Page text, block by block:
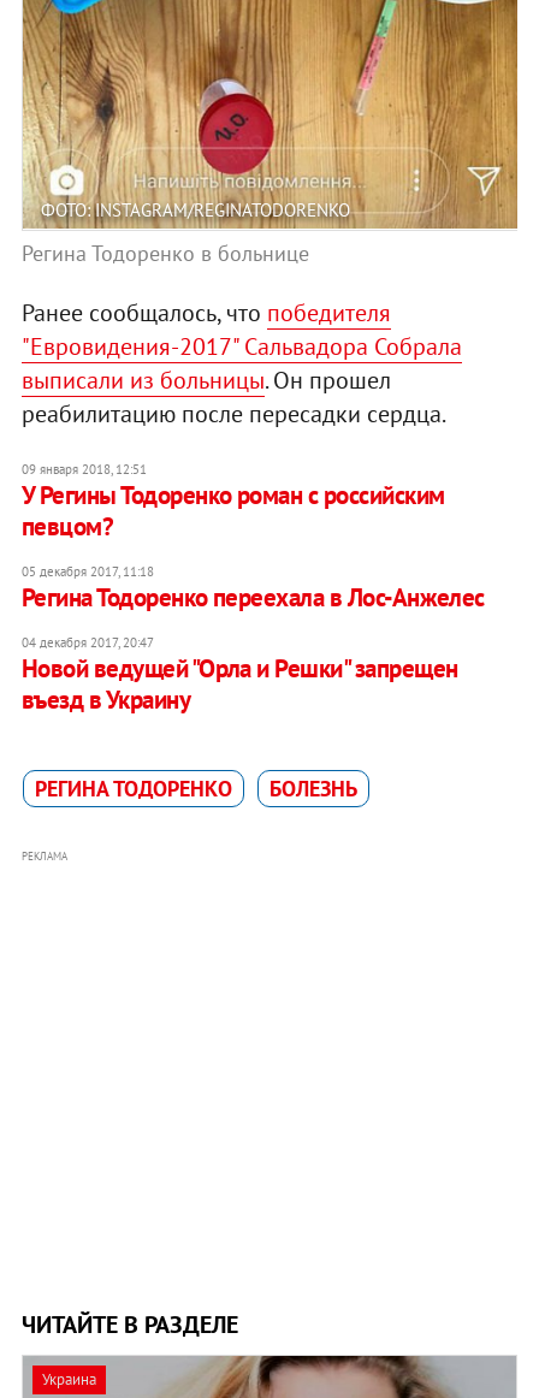
ФОТО: INSTAGRAM/REGINATODORENKO
Регина Тодоренко в больнице
Ранее сообщалось, что победителя
"Евровидения-2017" Сальвадора Собрала
выписали из больницы. Он прошел
реабилитацию после пересадки сердца.
09 января 2018, 12:51
У Регины Тодоренко роман с российским
певцом?
05 декабря 2017, 11:18
Регина Тодоренко переехала в Лос-Анжелес
04 декабря 2017, 20:47
Новой ведущей "Орла и Решки" запрещен
въезд в Украину
РЕГИНА ТОДОРЕНКО БОЛЕЗНЬ
РЕКЛАМА
ЧИТАЙТЕ В РАЗДЕЛЕ
Украина